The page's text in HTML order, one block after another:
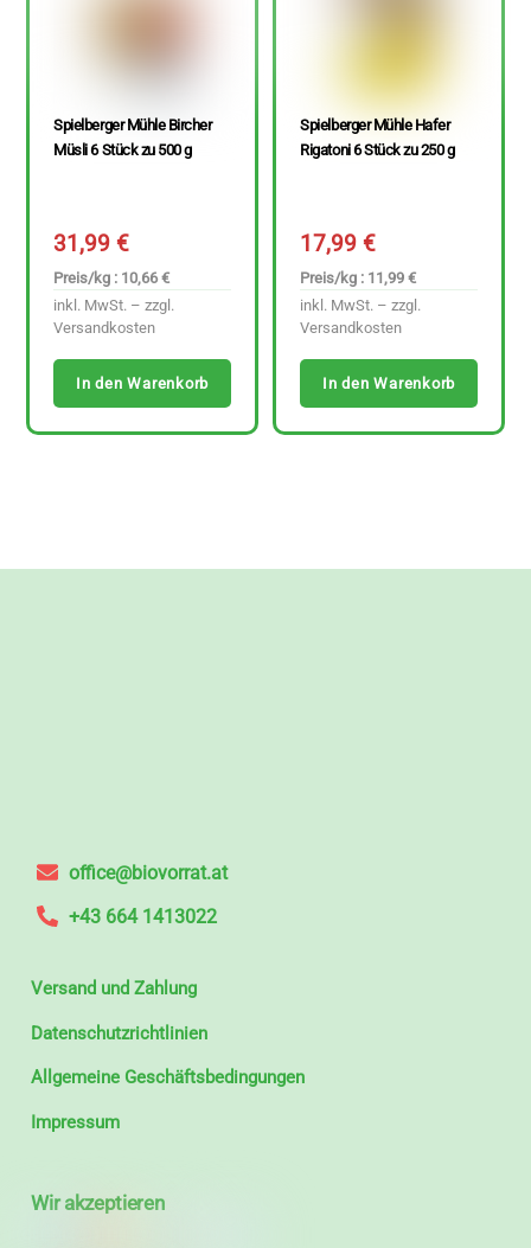
Spielberger Mühle Bircher
Müsli 6 Stück zu 500 g
31,99€
Preis/kg : 10,66 €
inkl. MwSt. – zzgl.
Versandkosten
In den Warenkorb
Spielberger Mühle Hafer
Rigatoni 6 Stück zu 250 g
17,99€
Preis/kg : 11,99 €
inkl. MwSt. – zzgl.
Versandkosten
In den Warenkorb
office@biovorrat.at
+43 664 1413022
Versand und Zahlung
Datenschutzrichtlinien
Allgemeine Geschäftsbedingungen
Impressum
Wir akzeptieren